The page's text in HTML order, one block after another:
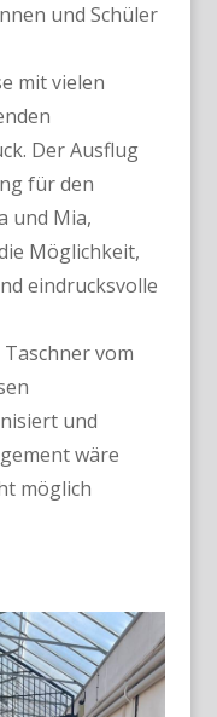
und Schüler
mit vielen
Der Ausflug
für den
und Mia,
Möglichkeit,
eindrucksvolle
vom
und
wäre
möglich